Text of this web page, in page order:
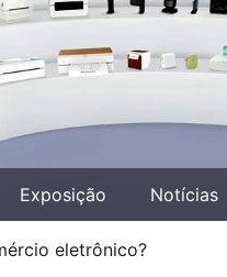
Exposição Notícias
eletrônico?